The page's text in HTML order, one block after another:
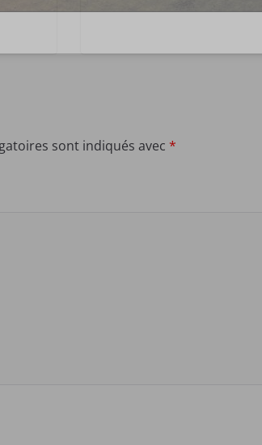
sont indiqués avec *